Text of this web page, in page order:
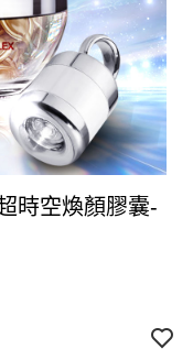
時空煥顏膠囊-